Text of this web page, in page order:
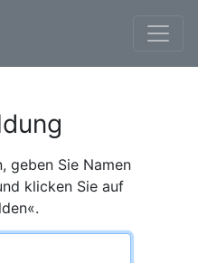
geben Sie Namen
klicken Sie auf